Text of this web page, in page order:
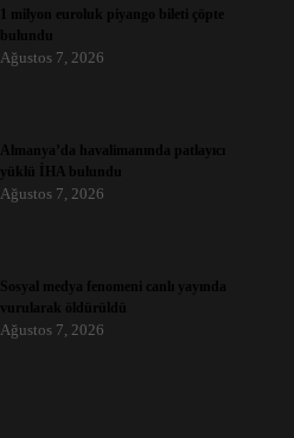
1 milyon euroluk piyango bileti çöpte
bulundu
Ağustos 7, 2026
Almanya’da havalimanında patlayıcı
yüklü İHA bulundu
Ağustos 7, 2026
Sosyal medya fenomeni canlı yayında
vurularak öldürüldü
Ağustos 7, 2026